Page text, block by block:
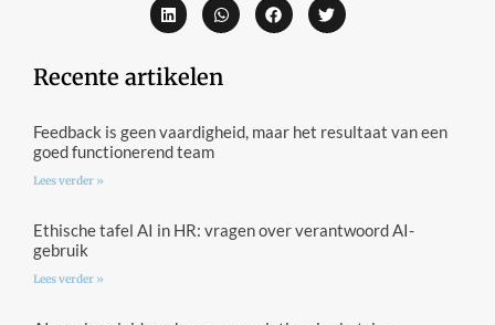
Recente artikelen
Feedback is geen vaardigheid, maar het resultaat van een
goed functionerend team
Lees verder »
Ethische tafel AI in HR: vragen over verantwoord AI-
gebruik
Lees verder »